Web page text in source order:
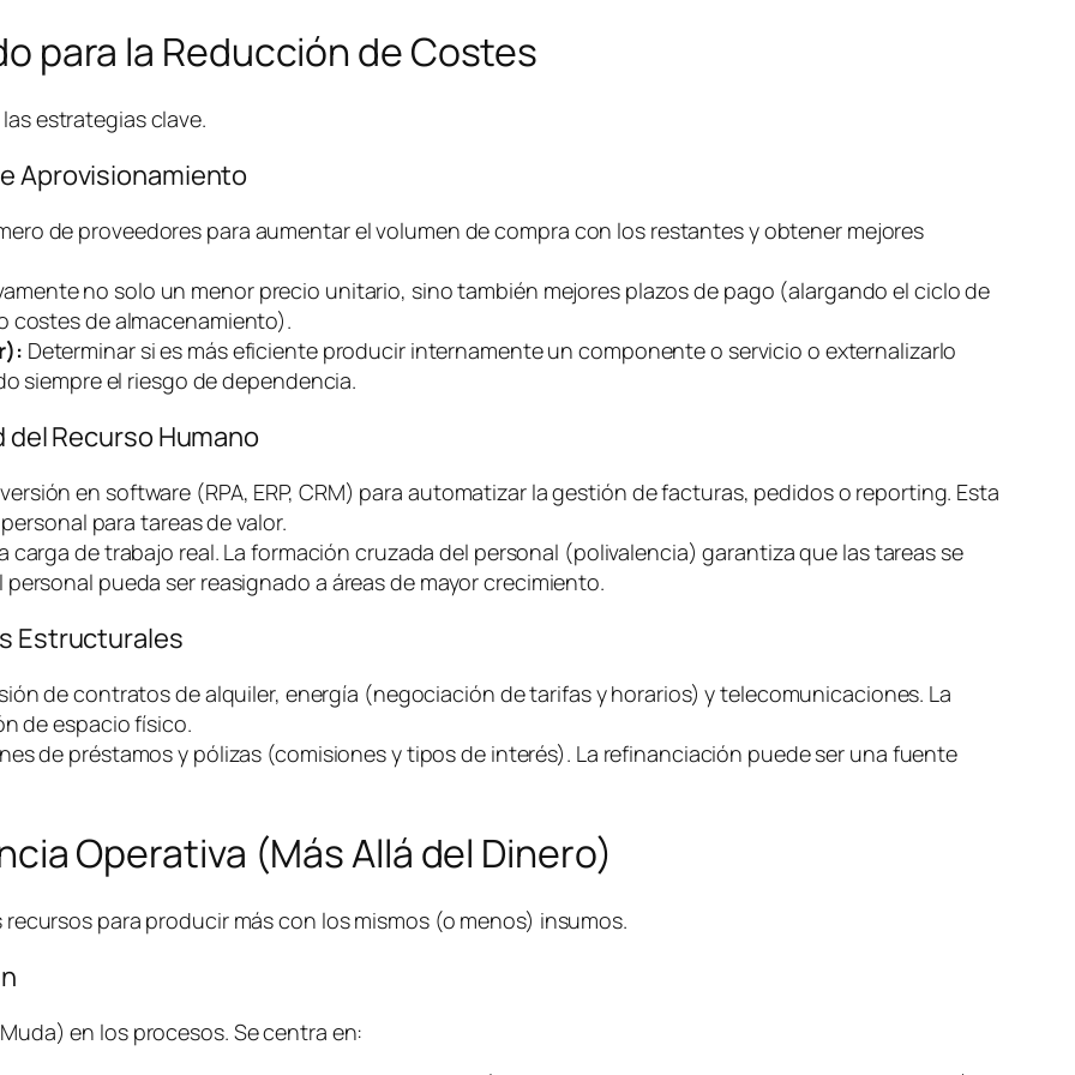
para la Reducción de Costes
estrategias clave.
Aprovisionamiento
de proveedores para aumentar el volumen de compra con los restantes y obtener mejores
no solo un menor precio unitario, sino también mejores plazos de pago (alargando el ciclo de
costes de almacenamiento).
Determinar si es más eficiente producir internamente un componente o servicio o externalizarlo
siempre el riesgo de dependencia.
Recurso Humano
en software (RPA, ERP, CRM) para automatizar la gestión de facturas, pedidos o reporting. Esta
para tareas de valor.
carga de trabajo real. La formación cruzada del personal (polivalencia) garantiza que las tareas se
pueda ser reasignado a áreas de mayor crecimiento.
Estructurales
de contratos de alquiler, energía (negociación de tarifas y horarios) y telecomunicaciones. La
de espacio físico.
de préstamos y pólizas (comisiones y tipos de interés). La refinanciación puede ser una fuente
Operativa (Más Allá del Dinero)
para producir más con los mismos (o menos) insumos.
en los procesos. Se centra en: